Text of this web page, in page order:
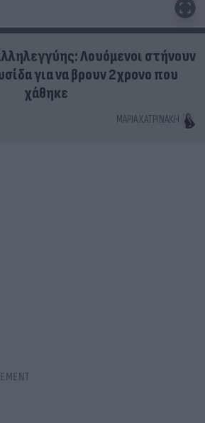
Λουόμενοι στήνουν
για να βρουν 2χρονο που
χάθηκε
ΜΑΡΊΑ ΚΑΤΡΙΝΆΚΗ